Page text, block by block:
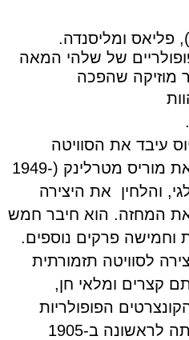
של שלהי המאה
עיבד את הסוויטה
לתזמורת על פי מחזה מאת מוריס מטרלינק (1949-
, והלחין
את היצירה
את המחזה. הוא חיבר חמש
וחמישה פרקים נוספים.
לסוויטה תזמורתית
קצרים ומלאי חן,
הפופולריות
היצירה הועלתה לראשונה ב-1905